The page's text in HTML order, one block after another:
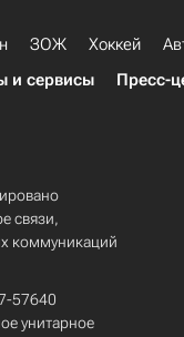
ЗОЖ Хоккей
и сервисы Пресс-
связи,
коммуникаций
57640
унитарное